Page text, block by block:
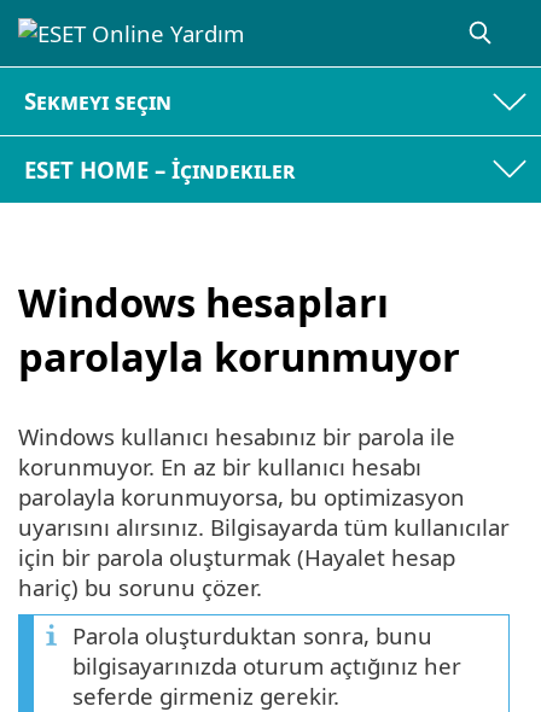
Sekmeyi seçin
ESET HOME – İçindekiler
Windows hesapları
parolayla korunmuyor
Windows kullanıcı hesabınız bir parola ile
korunmuyor. En az bir kullanıcı hesabı
parolayla korunmuyorsa, bu optimizasyon
uyarısını alırsınız. Bilgisayarda tüm kullanıcılar
için bir parola oluşturmak (Hayalet hesap
hariç) bu sorunu çözer.
Parola oluşturduktan sonra, bunu
bilgisayarınızda oturum açtığınız her
seferde girmeniz gerekir.